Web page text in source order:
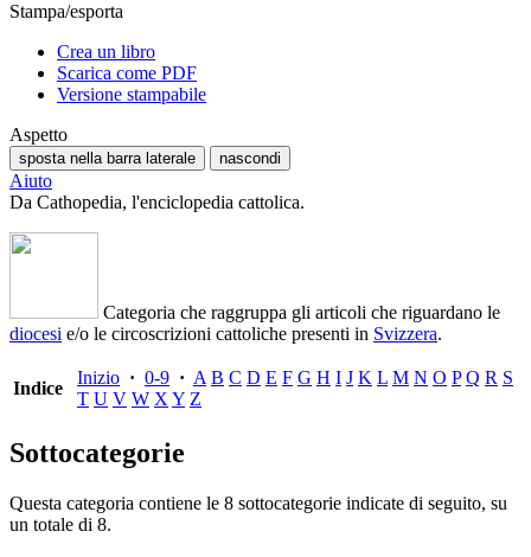
Stampa/esporta
Crea un libro
Scarica come PDF
Versione stampabile
Aspetto
sposta nella barra laterale nascondi
Aiuto
Da Cathopedia, l'enciclopedia cattolica.
Categoria che raggruppa gli articoli che riguardano le
diocesi e/o le circoscrizioni cattoliche presenti in Svizzera.
Indice
Inizio · 0-9 · A B C D E F G H I J K L M N O P Q R S
T U V W XY Z
Sottocategorie
Questa categoria contiene le 8 sottocategorie indicate di seguito, su
un totale di 8.